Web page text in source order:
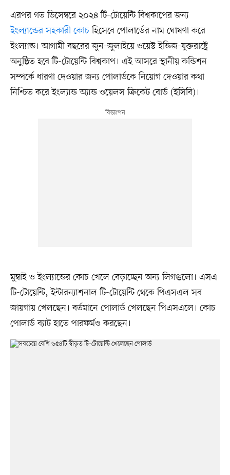
এরপর গত ডিসেম্বরে ২০২৪ টি-টোয়েন্টি বিশ্বকাপের জন্য
ইংল্যান্ডের সহকারী কোচহিসেবে পোলার্ডের নাম ঘোষণা করে
ইংল্যান্ড। আগামী বছরের জুন-জুলাইয়ে ওয়েস্ট ইন্ডিজ-যুক্তরাষ্ট্রে
অনুষ্ঠিত হবে টি-টোয়েন্টি বিশ্বকাপ। এই আসরে স্থানীয় কন্ডিশন
সম্পর্কে ধারণা দেওয়ার জন্য পোলার্ডকে নিয়োগ দেওয়ার কথা
নিশ্চিত করে ইংল্যান্ড অ্যান্ড ওয়েলস ক্রিকেট বোর্ড (ইসিবি)।
মুম্বাই ও ইংল্যান্ডের কোচ খেলে বেড়াচ্ছেন অন্য লিগগুলো। এসএ
টি-টোয়েন্টি, ইন্টারন্যাশনাল টি-টোয়েন্টি থেকে পিএসএল সব
জায়গায় খেলছেন। বর্তমানে পোলার্ড খেলছেন পিএসএলে। কোচ
পোলার্ড ব্যাট হাতে পারফর্মও করছেন।